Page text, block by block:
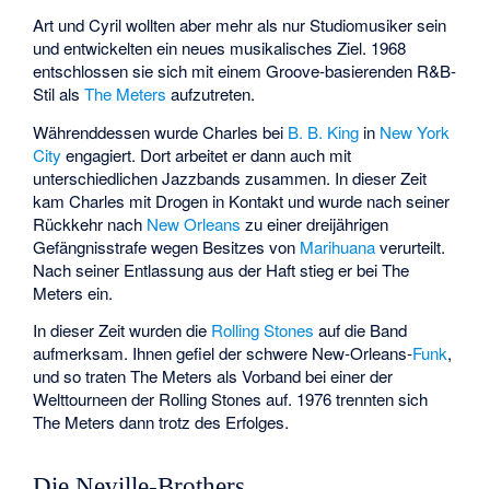
Art und Cyril wollten aber mehr als nur Studiomusiker sein
und entwickelten ein neues musikalisches Ziel. 1968
entschlossen sie sich mit einem Groove-basierenden R&B-
Stil alsThe Meters aufzutreten.
Währenddessen wurde Charles bei B. B. King in New York
City engagiert. Dort arbeitet er dann auch mit
unterschiedlichen Jazzbands zusammen. In dieser Zeit
kam Charles mit Drogen in Kontakt und wurde nach seiner
Rückkehr nach New Orleans zu einer dreijährigen
Gefängnisstrafe wegen Besitzes von Marihuanaverurteilt.
Nach seiner Entlassung aus der Haft stieg er bei The
Meters ein.
In dieser Zeit wurden die Rolling Stones auf die Band
aufmerksam. Ihnen gefiel der schwere New-Orleans-Funk,
und so traten The Meters als Vorband bei einer der
Welttourneen der Rolling Stones auf. 1976 trennten sich
The Meters dann trotz des Erfolges.